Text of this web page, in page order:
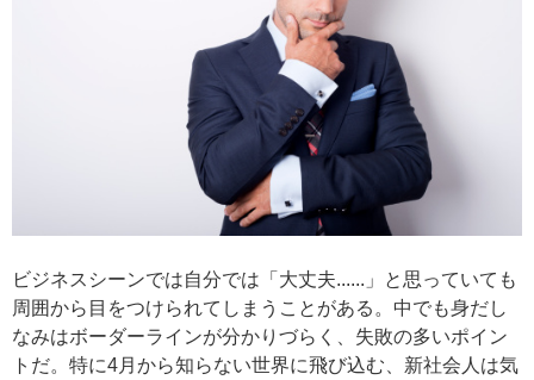
ビジネスシーンでは自分では「大丈夫......」と思っていても
周囲から目をつけられてしまうことがある。中でも身だし
なみはボーダーラインが分かりづらく、失敗の多いポイン
トだ。特に4月から知らない世界に飛び込む、新社会人は気